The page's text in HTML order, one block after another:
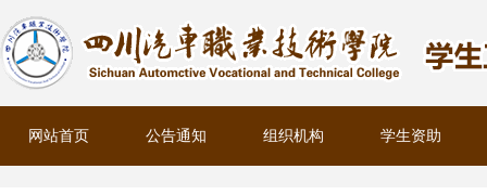
网站首页 公告通知 组织机构 学生资助